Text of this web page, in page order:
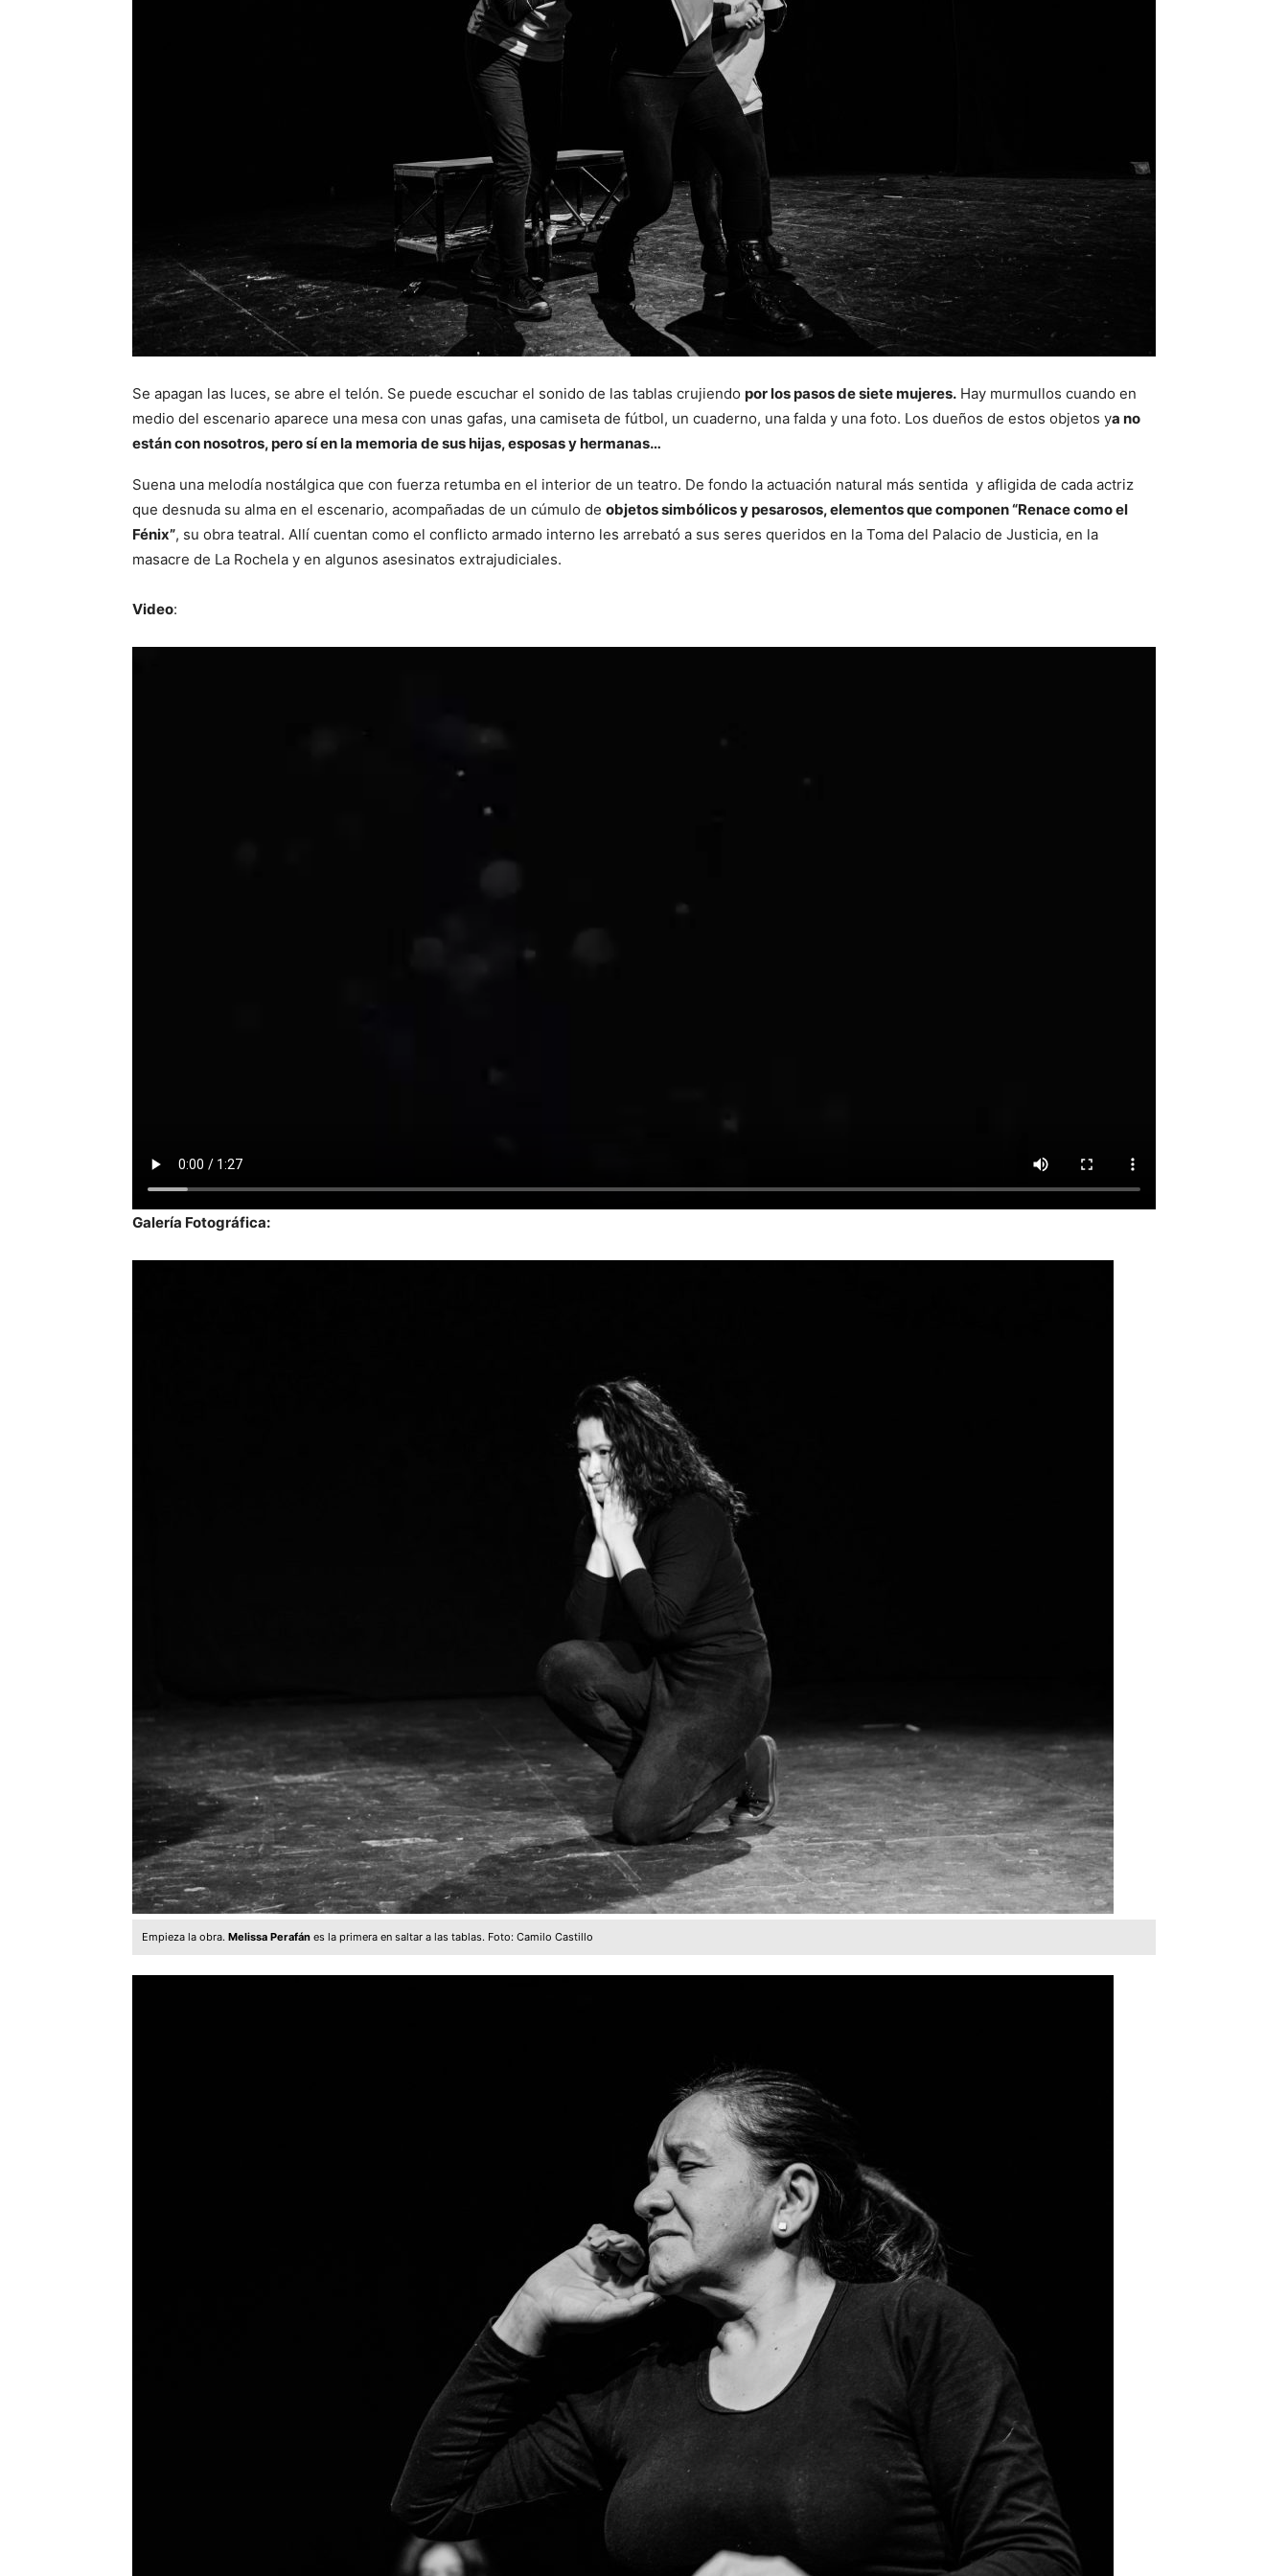
Se apagan las luces, se abre el telón. Se puede escuchar el sonido de las tablas crujiendo por los pasos de siete mujeres. Hay murmullos cuando en
medio del escenario aparece una mesa con unas gafas, una camiseta de fútbol, un cuaderno, una falda y una foto. Los dueños de estos objetos ya no
están con nosotros, pero sí en la memoria de sus hijas, esposas y hermanas…
Suena una melodía nostálgica que con fuerza retumba en el interior de un teatro. De fondo la actuación natural más sentida y afligida de cada actriz
que desnuda su alma en el escenario, acompañadas de un cúmulo de objetos simbólicos y pesarosos, elementos que componen “Renace como el
Fénix”, su obra teatral. Allí cuentan como el conflicto armado interno les arrebató a sus seres queridos en la Toma del Palacio de Justicia, en la
masacre de La Rochela y en algunos asesinatos extrajudiciales.
Video:
Galería Fotográfica:
Empieza la obra. Melissa Perafán es la primera en saltar a las tablas. Foto: Camilo Castillo